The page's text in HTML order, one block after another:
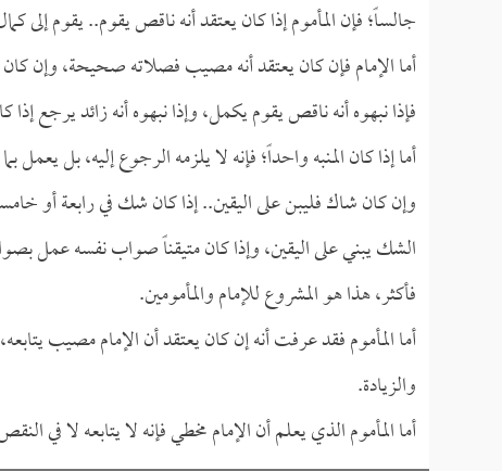
جالساً؛ فإن المأموم إذا كان يعتقد أنه ناقص يقوم.. يقوم إلى
أما الإمام فإن كان يعتقد أنه مصيب فصلاته صحيحة، وإن
فإذا نبهوه أنه ناقص يقوم يكمل، وإذا نبهوه أنه زائد يرجع إذا
أما إذا كان المنبه واحداً؛ فإنه لا يلزمه الرجوع إليه، بل
وإن كان شاك فليبن على اليقين.. إذا كان شك في رابعة أو
الشك يبني على اليقين، وإذا كان متيقناً صواب نفسه عمل
فأكثر، هذا هو المشروع للإمام والمأمومين.
أما المأموم فقد عرفت أنه إن كان يعتقد أن الإمام مصيب
والزيادة.
أما المأموم الذي يعلم أن الإمام مخطي فإنه لا يتابعه لا في